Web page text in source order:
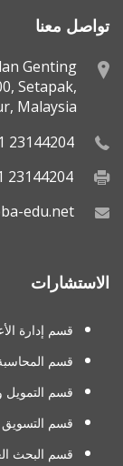
تواصل معنا
Genting
Setapak,
Malaysia
23144204
23144204
edu.net
الاستشارات
قسم إدارة
قسم
قسم
قسم التسويق
قسم البحث